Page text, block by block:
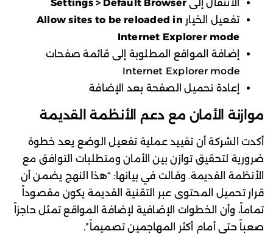
الانتقال إلى Settings > Default Browser
تفعيل الخيار Allow sites to be reloaded in
Internet Explorer mode
إضافة المواقع المطلوبة إلى قائمة صفحات
Internet Explorer mode
إعادة تحميل الصفحة بعد الإضافة
موازنة الأمان مع دعم الأنظمة القديمة
أكدت الشركة أن تقييد عملية تفعيل الوضع يعد خطوة
ضرورية لتحقيق توازن بين الأمان ومتطلبات التوافق مع
الأنظمة القديمة. وقالت في بيانها: “هذا النهج يضمن أن
قرار تحميل المحتوى عبر التقنية القديمة يكون مقصوداً
تماماً، وأن الخطوات الإضافية لإضافة المواقع تمثل حاجزاً
صعباً حتى أمام أكثر المهاجمين تصميماً”.